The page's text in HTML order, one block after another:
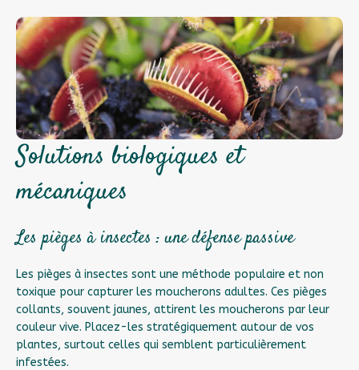
Solutions biologiques et
mécaniques
Les pièges à insectes : une défense passive
Les pièges à insectes sont une méthode populaire et non
toxique pour capturer les moucherons adultes. Ces pièges
collants, souvent jaunes, attirent les moucherons par leur
couleur vive. Placez-les stratégiquement autour de vos
plantes, surtout celles qui semblent particulièrement
infestées.